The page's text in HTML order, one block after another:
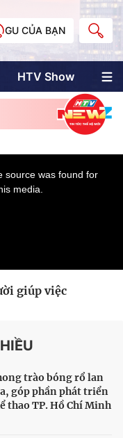
GU CỦA BẠN
HTV Show
Multiform
Doanh nhân Sài
Gòn
giúp việc
trào bóng rổ lan
góp phần phát triển
thao TP. Hồ Chí Minh